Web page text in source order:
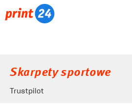
Skarpety sportowe
Trustpilot